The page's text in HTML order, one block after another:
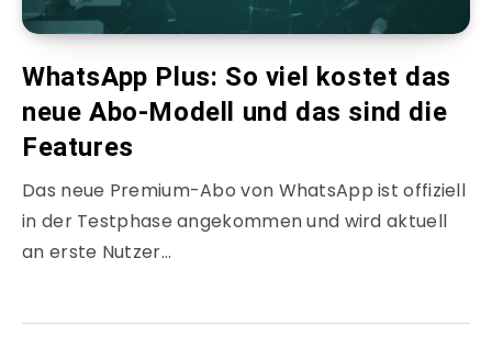
WhatsApp Plus: So viel kostet das
neue Abo-Modell und das sind die
Features
Das neue Premium-Abo von WhatsApp ist offiziell
in der Testphase angekommen und wird aktuell
an erste Nutzer…